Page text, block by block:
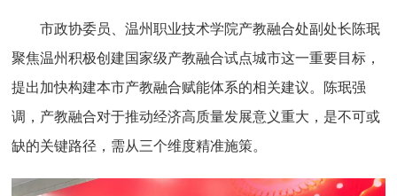
市政协委员、温州职业技术学院产教融合处副处长陈珉
聚焦温州积极创建国家级产教融合试点城市这一重要目标，
提出加快构建本市产教融合赋能体系的相关建议。陈珉强
调，产教融合对于推动经济高质量发展意义重大，是不可或
缺的关键路径，需从三个维度精准施策。